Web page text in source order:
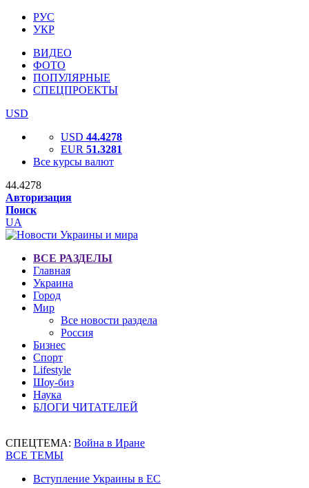
РУС
УКР
ВИДЕО
ФОТО
ПОПУЛЯРНЫЕ
СПЕЦПРОЕКТЫ
USD
USD 44.4278
EUR 51.3281
Все курсы валют
44.4278
Авторизация
Поиск
UA
ВСЕ РАЗДЕЛЫ
Главная
Украина
Город
Мир
Все новости раздела
Россия
Бизнес
Спорт
Lifestyle
Шоу-биз
Наука
БЛОГИ ЧИТАТЕЛЕЙ
СПЕЦТЕМА: Война в Иране
ВСЕ ТЕМЫ
Вступление Украины в ЕС